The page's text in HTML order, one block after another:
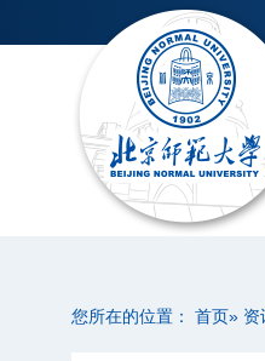
您所在的位置： 首页» 资